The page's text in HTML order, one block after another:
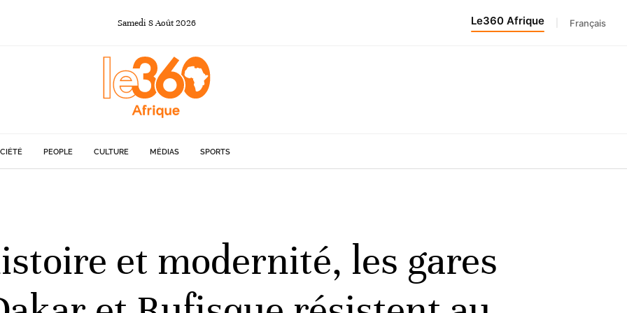
Samedi 8Août2026 Le360 Afrique Français
PEOPLE CULTURE MÉDIAS SPORTS
et modernité, les gares